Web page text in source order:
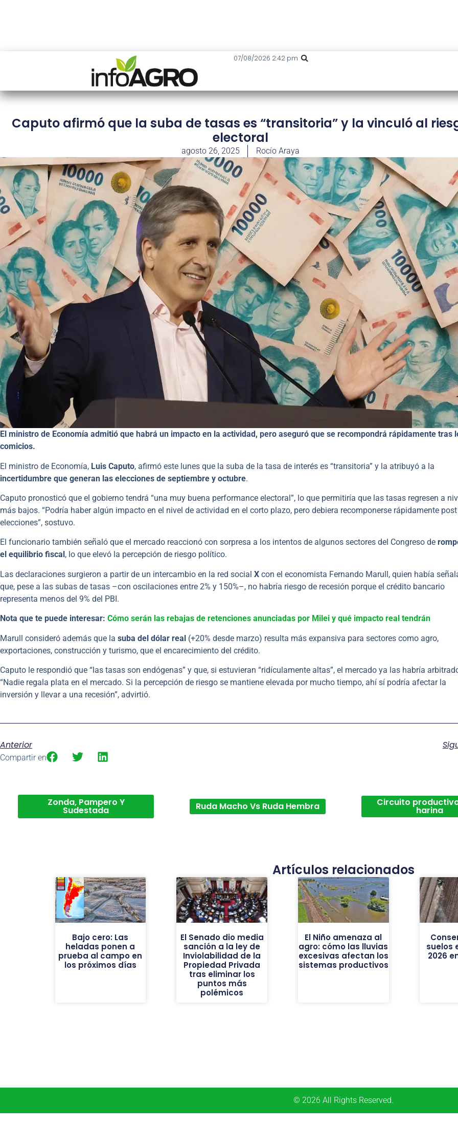
07/08/2026 2:42 pm
Caputo afirmó que la suba de tasas es “transitoria” y la vinculó al
electoral
agosto 26, 2025 Rocío Araya
El ministro de Economía admitió que habrá un impacto en la actividad, pero aseguró que se recompondrá rápidamente tras
comicios.
El ministro de Economía, Luis Caputo, afirmó este lunes que la suba de la tasa de interés es “transitoria” y la atribuyó a la
incertidumbre que generan las elecciones de septiembre y octubre.
Caputo pronosticó que el gobierno tendrá “una muy buena performance electoral”, lo que permitiría que las tasas regresen a
más bajos. “Podría haber algún impacto en el nivel de actividad en el corto plazo, pero debiera recomponerse rápidamente post
elecciones”, sostuvo.
El funcionario también señaló que el mercado reaccionó con sorpresa a los intentos de algunos sectores del Congreso de
el equilibrio fiscal , lo que elevó la percepción de riesgo político.
Las declaraciones surgieron a partir de un intercambio en la red social X con el economista Fernando Marull, quien había
que, pese a las subas de tasas –con oscilaciones entre 2% y 150%–, no habría riesgo de recesión porque el crédito bancario
representa menos del 9% del PBI.
Nota que te puede interesar: Cómo serán las rebajas de retenciones anunciadas por Milei y qué impacto real tendrán
Marull consideró además que la suba del dólar real (+20% desde marzo) resulta más expansiva para sectores como agro,
exportaciones, construcción y turismo, que el encarecimiento del crédito.
Caputo le respondió que “las tasas son endógenas” y que, si estuvieran “ridículamente altas”, el mercado ya las habría
“Nadie regala plata en el mercado. Si la percepción de riesgo se mantiene elevada por mucho tiempo, ahí sí podría afectar la
inversión y llevar a una recesión”, advirtió.
Anterior
Compartir en
Zonda, Pampero Y
Sudestada Ruda Macho Vs Ruda Hembra Circuito
harina
Artículos relacionados
Bajo cero: Las
heladas ponen a
prueba al campo en
los próximos días
El Senado dio media
sanción a la ley de
Inviolabilidad de la
Propiedad Privada
tras eliminar los
puntos más
polémicos
El Niño amenaza al
agro: cómo las lluvias
excesivas afectan los
sistemas productivos
suelos
2026
© 2026 All Rights Reserved.